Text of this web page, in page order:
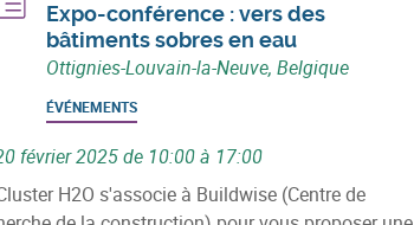
Expo-conférence : vers des
bâtiments sobres en eau
Ottignies-Louvain-la-Neuve, Belgique
ÉVÉNEMENTS
février 2025 de 10:00 à 17:00
H2O s'associe à Buildwise (Centre de